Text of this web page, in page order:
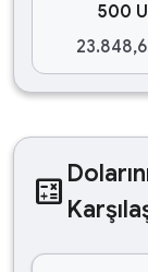
500
calculate